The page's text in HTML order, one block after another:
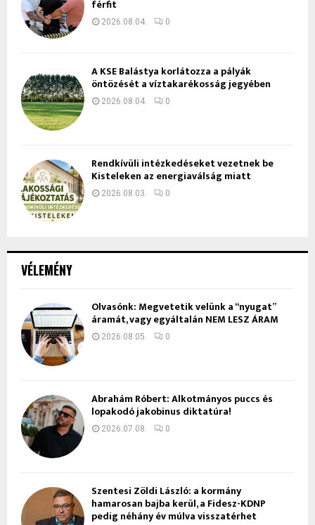
VÉLEMÉNY
Olvasónk: Megvetetik velünk a “nyugat”
áramát, vagy egyáltalán NEM LESZ ÁRAM
2026.08.05. 0
Ábrahám Róbert: Alkotmányos puccs és
lopakodó jakobinus diktatúra!
2026.07.08. 0
Szentesi Zöldi László: a kormány
hamarosan bajba kerül, a Fidesz-KDNP
pedig néhány év múlva visszatérhet
férfit
2026.08.04. 0
A KSE Balástya korlátozza a pályák
öntözését a víztakarékosság jegyében
2026.08.04. 0
Rendkívüli intézkedéseket vezetnek be
Kisteleken az energiaválság miatt
2026.08.03. 0